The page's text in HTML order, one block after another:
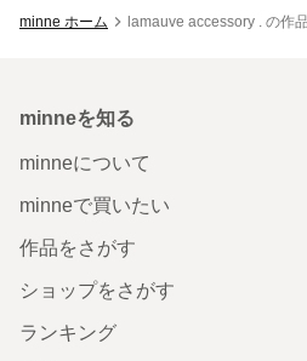
minne ホーム lamauve accessory . の作
minneを知る
minneについて
minneで買いたい
作品をさがす
ショップをさがす
ランキング